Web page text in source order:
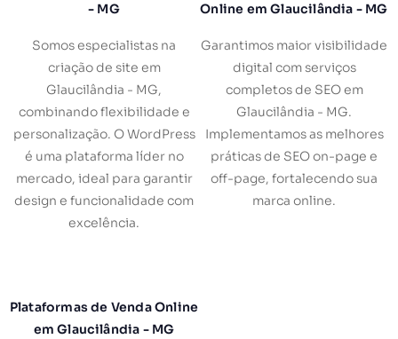
- MG
Somos especialistas na
criação de site em
Glaucilândia - MG,
combinando flexibilidade e
personalização. O WordPress
é uma plataforma líder no
mercado, ideal para garantir
design e funcionalidade com
excelência.
Online em Glaucilândia - MG
Garantimos maior visibilidade
digital com serviços
completos de SEO em
Glaucilândia - MG.
Implementamos as melhores
práticas de SEO on-page e
off-page, fortalecendo sua
marca online.
Plataformas de Venda Online
em Glaucilândia - MG